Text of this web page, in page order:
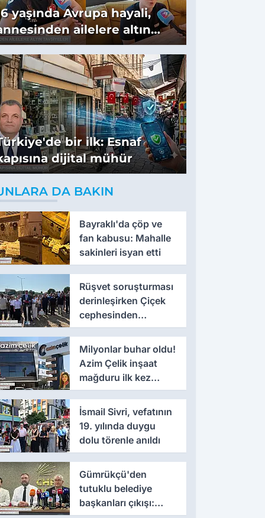
yaşında Avrupa hayali,
ailelere altın
bir ilk: Esnaf
dijital mühür
DA BAKIN
Bayraklı'da çöp ve
fan kabusu: Mahalle
sakinleri isyan etti
Rüşvet soruşturması
derinleşirken Çiçek
cephesinden
'montaj' savunması
Milyonlar buhar oldu!
Azim Çelik inşaat
mağduru ilk kez
konuştu
İsmail Sivri, vefatının
19. yılında duygu
dolu törenle anıldı
Gümrükçü'den
tutuklu belediye
başkanları çıkışı: